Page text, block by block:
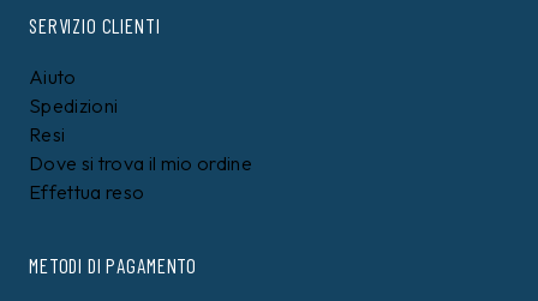
SERVIZIO CLIENTI
Aiuto
Spedizioni
Resi
Dove si trova il mio ordine
Effettua reso
METODI DI PAGAMENTO